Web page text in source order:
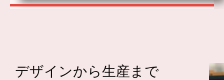
デザインから生産まで